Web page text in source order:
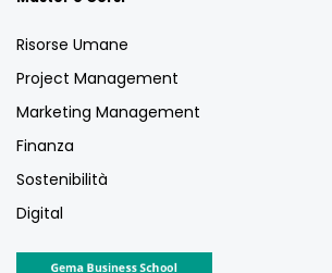
Risorse Umane
Project Management
Marketing Management
Finanza
Sostenibilità
Digital